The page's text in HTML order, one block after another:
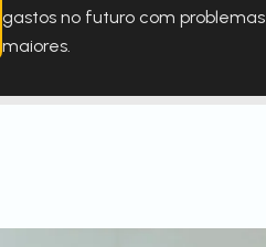
gastos no futuro com problemas
maiores.